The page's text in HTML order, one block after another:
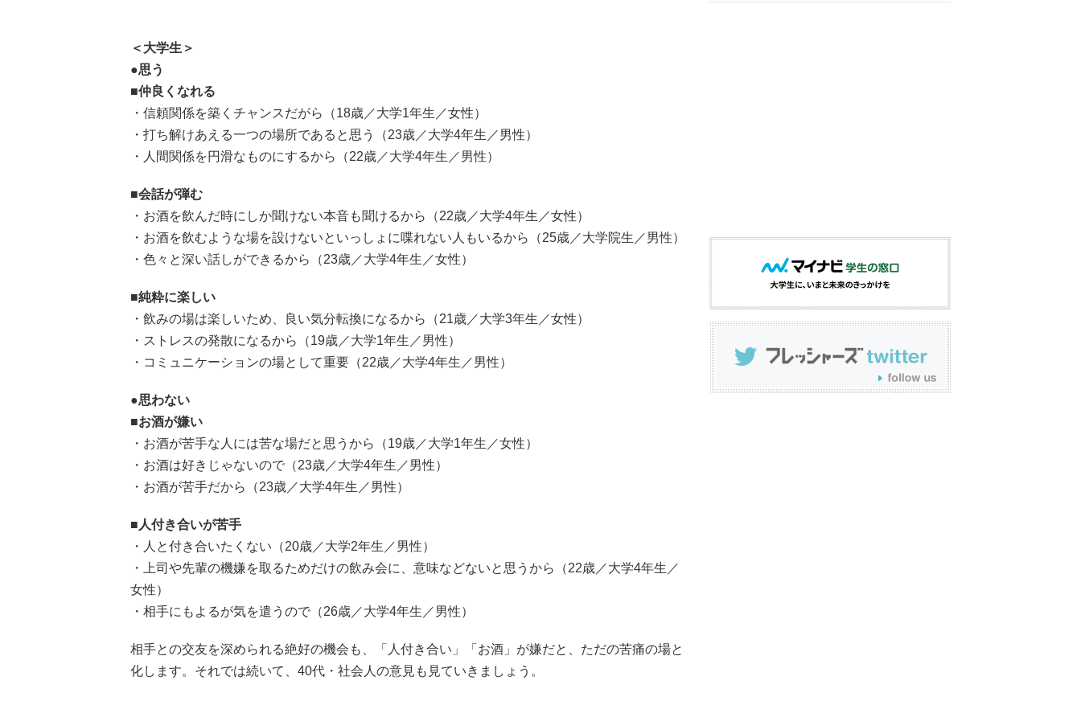
＜大学生＞
●思う
■仲良くなれる
・信頼関係を築くチャンスだがら（18歳／大学1年生／女性）
・打ち解けあえる一つの場所であると思う（23歳／大学4年生／男性）
・人間関係を円滑なものにするから（22歳／大学4年生／男性）
■会話が弾む
・お酒を飲んだ時にしか聞けない本音も聞けるから（22歳／大学4年生／女性）
・お酒を飲むような場を設けないといっしょに喋れない人もいるから（25歳／大学院生／男性）
・色々と深い話しができるから（23歳／大学4年生／女性）
■純粋に楽しい
・飲みの場は楽しいため、良い気分転換になるから（21歳／大学3年生／女性）
・ストレスの発散になるから（19歳／大学1年生／男性）
・コミュニケーションの場として重要（22歳／大学4年生／男性）
●思わない
■お酒が嫌い
・お酒が苦手な人には苦な場だと思うから（19歳／大学1年生／女性）
・お酒は好きじゃないので（23歳／大学4年生／男性）
・お酒が苦手だから（23歳／大学4年生／男性）
■人付き合いが苦手
・人と付き合いたくない（20歳／大学2年生／男性）
・上司や先輩の機嫌を取るためだけの飲み会に、意味などないと思うから（22歳／大学4年生／
女性）
・相手にもよるが気を遣うので（26歳／大学4年生／男性）
相手との交友を深められる絶好の機会も、「人付き合い」「お酒」が嫌だと、ただの苦痛の場と
化します。それでは続いて、40代・社会人の意見も見ていきましょう。